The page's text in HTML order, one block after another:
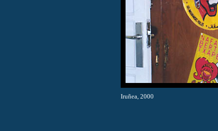
Iruñea, 2000